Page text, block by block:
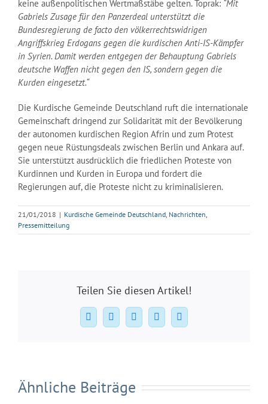
keine außenpolitischen Wertmaßstäbe gelten. Toprak: “Mit
Gabriels Zusage für den Panzerdeal unterstützt die
Bundesregierung de facto den völkerrechtswidrigen
Angriffskrieg Erdogans gegen die kurdischen Anti-IS-Kämpfer
in Syrien. Damit werden entgegen der Behauptung Gabriels
deutsche Waffen nicht gegen den IS, sondern gegen die
Kurden eingesetzt.“
Die Kurdische Gemeinde Deutschland ruft die internationale
Gemeinschaft dringend zur Solidarität mit der Bevölkerung
der autonomen kurdischen Region Afrin und zum Protest
gegen neue Rüstungsdeals zwischen Berlin und Ankara auf.
Sie unterstützt ausdrücklich die friedlichen Proteste von
Kurdinnen und Kurden in Europa und fordert die
Regierungen auf, die Proteste nicht zu kriminalisieren.
21/01/2018 | Kurdische Gemeinde Deutschland, Nachrichten,
Pressemitteilung
Teilen Sie diesen Artikel!
Facebook
X WhatsAppPinterest
E-
Mail
Ähnliche Beiträge